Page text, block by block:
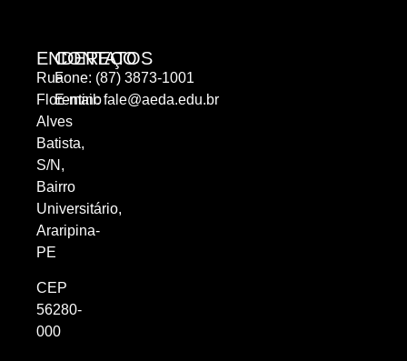
ENDEREÇO
Rua
Florentino
Alves
Batista,
S/N,
Bairro
Universitário,
Araripina-
PE
CEP
56280-
000
CONTATOS
Fone: (87) 3873-1001
E-mail:fale@aeda.edu.br